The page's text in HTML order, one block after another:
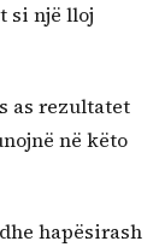
si një lloj
as rezultatet
në këto
hapësirash